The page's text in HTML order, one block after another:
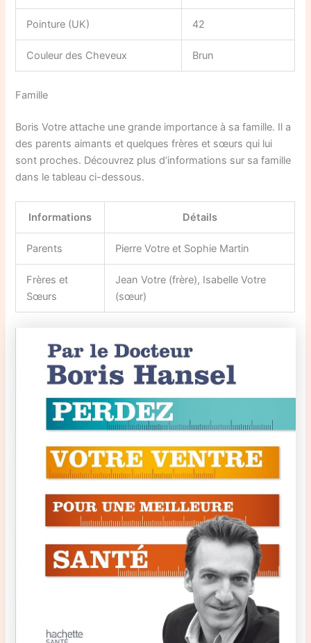
Pointure (UK) 42
Couleur des Cheveux Brun
Famille
Boris Votre attache une grande importance à sa famille. Il a
des parents aimants et quelques frères et sœurs qui lui
sont proches. Découvrez plus d’informations sur sa famille
dans le tableau ci-dessous.
Informations Détails
Parents Pierre Votre et Sophie Martin
Frères et
Sœurs
Jean Votre (frère), Isabelle Votre
(sœur)